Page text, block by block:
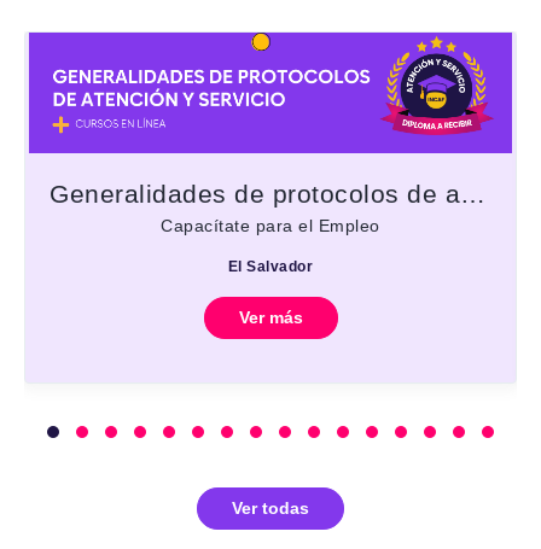
Generalidades de protocolos de atención y servicio
Capacítate para el Empleo
El Salvador
Ver más
Ver todas